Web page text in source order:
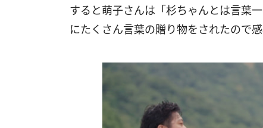
すると萌子さんは「杉ちゃんとは言葉
にたくさん言葉の贈り物をされたので